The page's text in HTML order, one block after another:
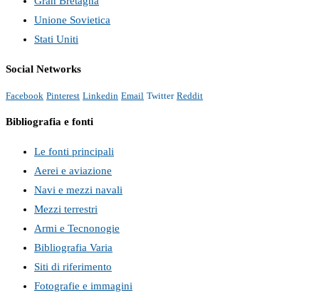
Unione Sovietica
Stati Uniti
Social Networks
Facebook Pinterest Linkedin Email Twitter Reddit
Bibliografia e fonti
Le fonti principali
Aerei e aviazione
Navi e mezzi navali
Mezzi terrestri
Armi e Tecnonogie
Bibliografia Varia
Siti di riferimento
Fotografie e immagini